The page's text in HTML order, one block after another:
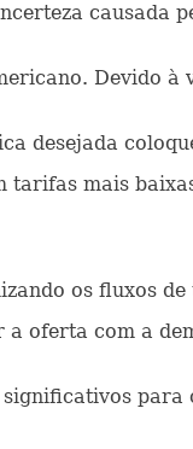
causada
Devido à
desejada
mais
os fluxos
oferta com a
para